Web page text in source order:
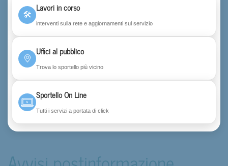
🛠
Lavori in corso
interventi sulla rete e aggiornamenti sul servizio
Uffici al pubblico
Trova lo sportello più vicino
Sportello On Line
Tutti i servizi a portata di click